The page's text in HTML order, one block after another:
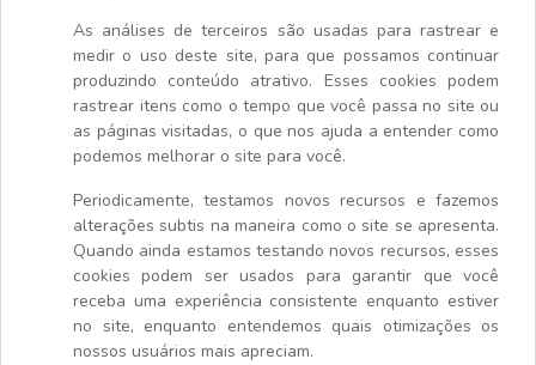
As análises de terceiros são usadas para rastrear e
medir o uso deste site, para que possamos continuar
produzindo conteúdo atrativo. Esses cookies podem
rastrear itens como o tempo que você passa no site ou
as páginas visitadas, o que nos ajuda a entender como
podemos melhorar o site para você.
Periodicamente, testamos novos recursos e fazemos
alterações subtis na maneira como o site se apresenta.
Quando ainda estamos testando novos recursos, esses
cookies podem ser usados para garantir que você
receba uma experiência consistente enquanto estiver
no site, enquanto entendemos quais otimizações os
nossos usuários mais apreciam.